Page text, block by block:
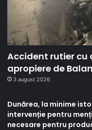
Accident rutier cu
apropiere de
3 august 2026
Dunărea, la minime
intervenție pentru
necesare pentru